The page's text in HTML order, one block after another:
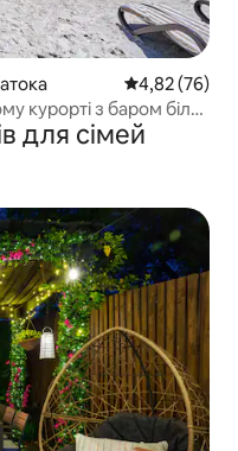
Середня
4,82 (76)
курорті з баром біля
для сімей